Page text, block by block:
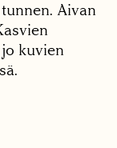
Aivan
kuvien